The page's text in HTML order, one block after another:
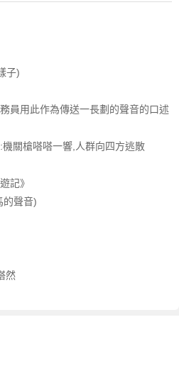
子)
員用此作為傳送一長劃的聲音的口述
關槍嗒嗒一響,人群向四方逃散
記》
的聲音)
然